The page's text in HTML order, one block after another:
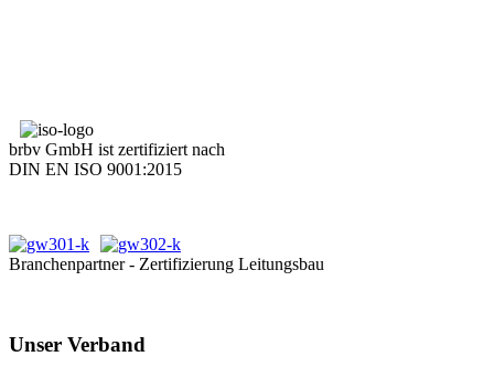
brbv GmbH ist zertifiziert nach
DIN EN ISO 9001:2015
Branchenpartner - Zertifizierung Leitungsbau
Unser Verband